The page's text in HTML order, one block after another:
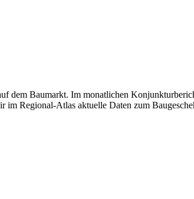
dem Baumarkt. Im monatlichen
Regional-Atlas aktuelle Daten zum